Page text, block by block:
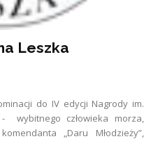
Leszka
do IV edycji Nagrody im.
wybitnego człowieka morza,
„Daru Młodzieży”,